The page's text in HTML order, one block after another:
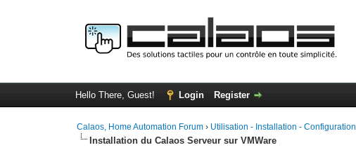
Hello There, Guest! Login Register
Calaos, Home Automation Forum › Utilisation - Installation - Configuration
Installation du Calaos Serveur sur VMWare